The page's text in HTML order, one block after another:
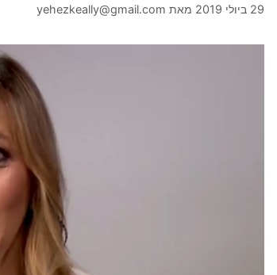
29 ביולי 2019 מאת yehezkeally@gmail.com